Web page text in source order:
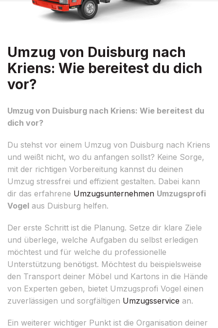
Umzug von Duisburg nach
Kriens: Wie bereitest du dich
vor?
Umzug von Duisburg nach Kriens: Wie bereitest du
dich vor?
Du stehst vor einem Umzug von Duisburg nach Kriens
und weißt nicht, wo du anfangen sollst? Keine Sorge,
mit der richtigen Vorbereitung kannst du deinen
Umzug stressfrei und effizient gestalten. Dabei kann
dir das erfahrene Umzugsunternehmen Umzugsprofi
Vogel aus Duisburg helfen.
Der erste Schritt ist die Planung. Setze dir klare Ziele
und überlege, welche Aufgaben du selbst erledigen
möchtest und für welche du professionelle
Unterstützung benötigst. Möchtest du beispielsweise
den Transport deiner Möbel und Kartons in die Hände
von Experten geben, bietet Umzugsprofi Vogel einen
zuverlässigen und sorgfältigen Umzugsservice an.
Ein weiterer wichtiger Punkt ist die Organisation deiner